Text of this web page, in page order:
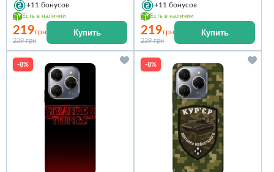
+11 бонусов
Есть в наличии
219грн
239 грн
Купить
+11 бонусов
Есть в наличии
219грн
239 грн
Купить
-8% -8%